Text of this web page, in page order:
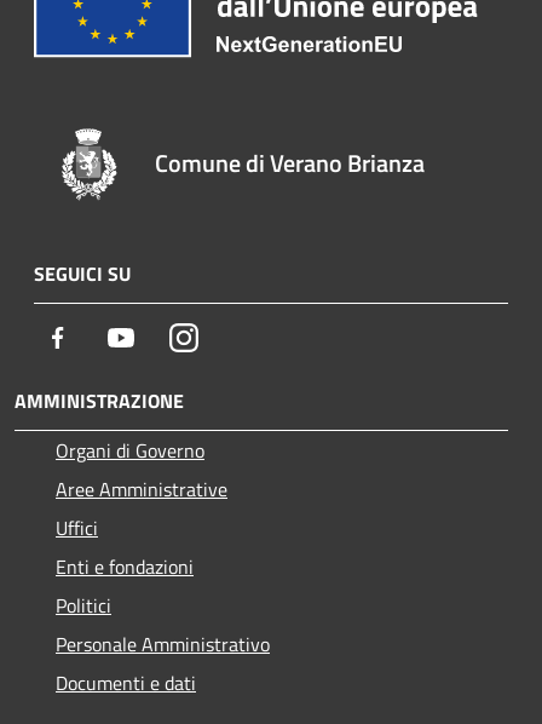
Comune di Verano Brianza
SEGUICI SU
Facebook YoutubeInstagram
AMMINISTRAZIONE
Organi di Governo
Aree Amministrative
Uffici
Enti e fondazioni
Politici
Personale Amministrativo
Documenti e dati